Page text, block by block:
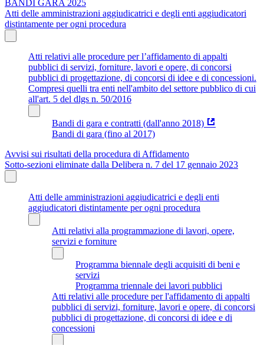
BANDI GARA 2025
Atti delle amministrazioni aggiudicatrici e degli enti aggiudicatori
distintamente per ogni procedura
Atti relativi alle procedure per l’affidamento di appalti
pubblici di servizi, forniture, lavori e opere, di concorsi
pubblici di progettazione, di concorsi di idee e di concessioni.
Compresi quelli tra enti nell'ambito del settore pubblico di cui
all'art. 5 del dlgs n. 50/2016
Bandi di gara e contratti (dall'anno 2018)
Bandi di gara (fino al 2017)
Avvisi sui risultati della procedura di Affidamento
Sotto-sezioni eliminate dalla Delibera n. 7 del 17 gennaio 2023
Atti delle amministrazioni aggiudicatrici e degli enti
aggiudicatori distintamente per ogni procedura
Atti relativi alla programmazione di lavori, opere,
servizi e forniture
Programma biennale degli acquisiti di beni e
servizi
Programma triennale dei lavori pubblici
Atti relativi alle procedure per l'affidamento di appalti
pubblici di servizi, forniture, lavori e opere, di concorsi
pubblici di progettazione, di concorsi di idee e di
concessioni